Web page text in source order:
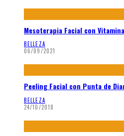
Mesoterapia Facial con
BELLEZA
06/09/2021
Peeling Facial con Punta de
BELLEZA
24/10/2018